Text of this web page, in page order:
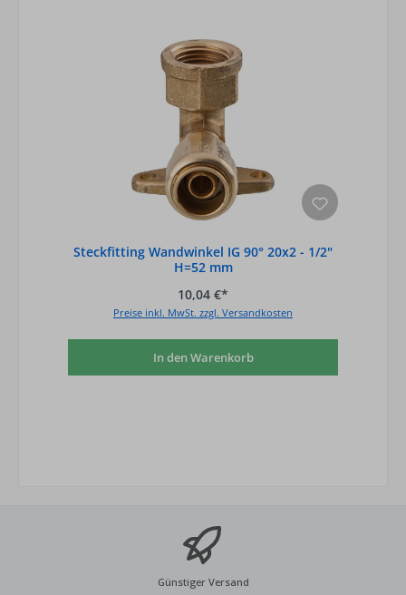
Steckfitting Wandwinkel IG 90° 20x2 - 1/2"
H=52 mm
10,04 €*
Preise inkl. MwSt. zzgl. Versandkosten
In den Warenkorb
Günstiger Versand